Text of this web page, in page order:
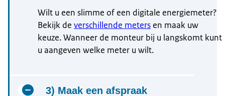
Wilt u een slimme of een digitale energiemeter?
Bekijk de verschillende meters en maak uw
keuze. Wanneer de monteur bij u langskomt kunt
u aangeven welke meter u wilt.
3) Maak een afspraak